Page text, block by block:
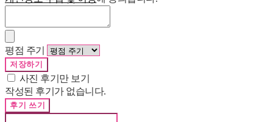
평점 주기
저장하기
사진 후기만 보기
작성된 후기가 없습니다.
후기 쓰기